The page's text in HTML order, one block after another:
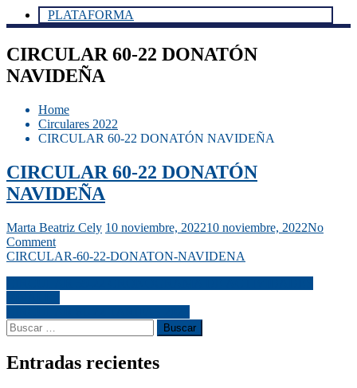
PLATAFORMA
CIRCULAR 60-22 DONATÓN
NAVIDEÑA
Home
Circulares 2022
CIRCULAR 60-22 DONATÓN NAVIDEÑA
CIRCULAR 60-22 DONATÓN
NAVIDEÑA
Marta Beatriz Cely 10 noviembre, 202210 noviembre, 2022No
Comment
CIRCULAR-60-22-DONATON-NAVIDENA
Entradas recientes